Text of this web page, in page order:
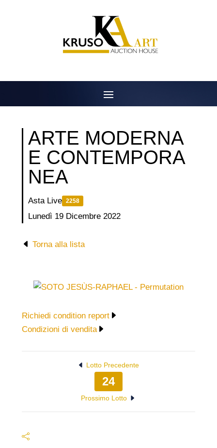
ARTE MODERNA
E CONTEMPORA
NEA
Asta Live 2258
Lunedì 19 Dicembre 2022
Torna alla lista
Richiedi condition report
Condizioni di vendita
Lotto Precedente
24
Prossimo Lotto